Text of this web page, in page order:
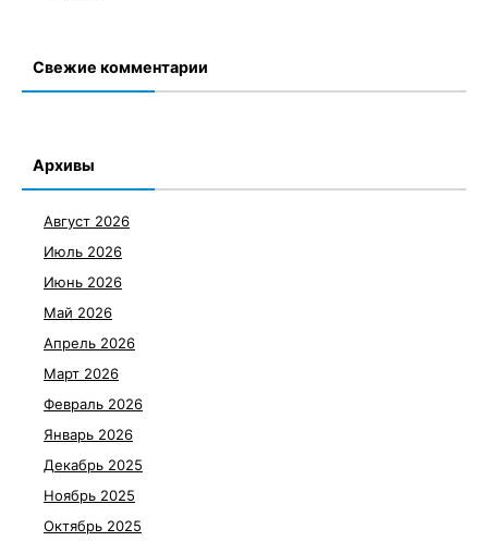
Свежие комментарии
Архивы
Август 2026
Июль 2026
Июнь 2026
Май 2026
Апрель 2026
Март 2026
Февраль 2026
Январь 2026
Декабрь 2025
Ноябрь 2025
Октябрь 2025